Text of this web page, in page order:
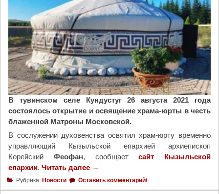
е
т
«
К
о
л
о
к
о
л
е
В тувинском селе Кундустуг 26 августа 2021 года
состоялось открытие и освящение храма-юрты в честь
блаженной Матроны Московской.
В сослужении духовенства освятил храм-юрту временно
управляющий Кызыльской епархией архиепископ
Корейский Феофан, сообщаетсайт Кызыльской
епархии. Читать далее "
Х
р
→
Рубрика: Новости Оставить комментарий/